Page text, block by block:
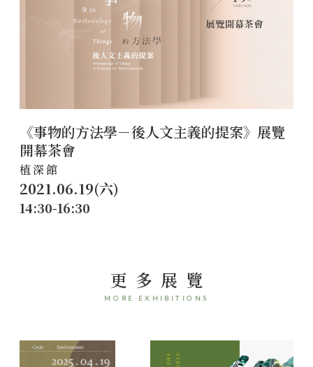
《事物的方法學－後人文主義的提案》展覽
開幕茶會
植深館
2021.06.19(六)
14:30-16:30
更多展覽
MORE EXHIBITIONS